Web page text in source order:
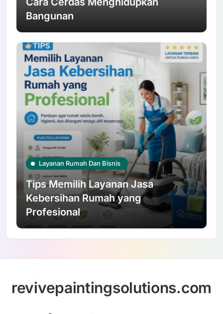
Bangunan
Layanan Rumah Dan Bisnis
Tips Memilih Layanan Jasa
Kebersihan Rumah yang
Profesional
revivepaintingsolutions.com